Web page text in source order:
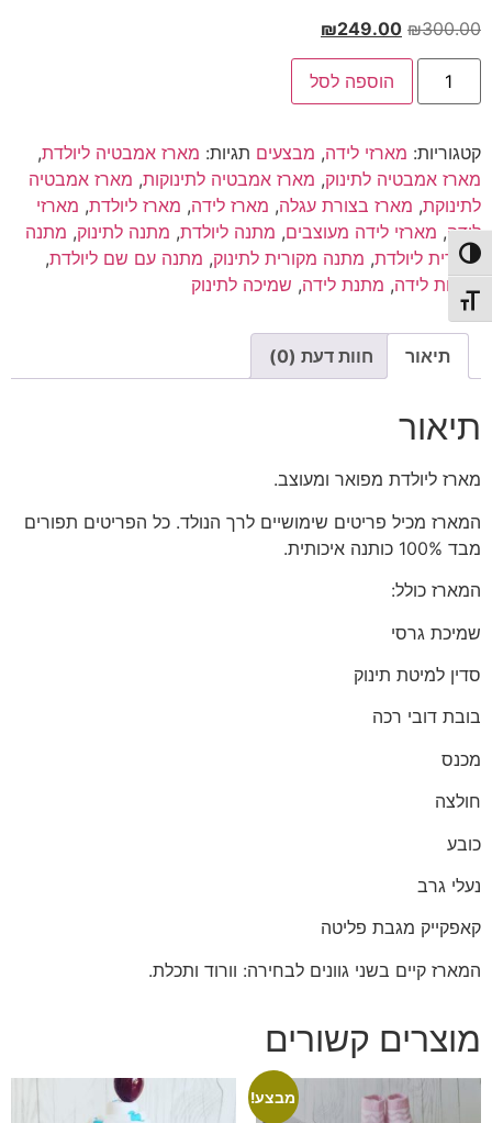
הפעל/כבה ניגודיות גבוהה
מתג גודל גופן
₪300.00
המחיר
המקורי
היה:
₪300.00.
₪249.00
הנוכחי
הוא:
₪249.00.
כמות
מארז
מתנה
לתינוק
|
נסיכה
קטנה
הוספה לסל
קטגוריות: מארזי לידה, מבצעים תגיות: מארז אמבטיה ליולדת,
מארז אמבטיה לתינוק, מארז אמבטיה לתינוקות, מארז אמבטיה
לתינוקת, מארז בצורת עגלה, מארז לידה, מארז ליולדת, מארזי
לידה, מארזי לידה מעוצבים, מתנה ליולדת, מתנה לתינוק, מתנה
מקורית ליולדת, מתנה מקורית לתינוק, מתנה עם שם ליולדת,
מתנות לידה, מתנת לידה, שמיכה לתינוק
תיאור חוות דעת (0)
תיאור
מארז ליולדת מפואר ומעוצב.
המארז מכיל פריטים שימושיים לרך הנולד. כל הפריטים תפורים
מבד 100% כותנה איכותית.
המארז כולל:
שמיכת גרסי
סדין למיטת תינוק
בובת דובי רכה
מכנס
חולצה
כובע
נעלי גרב
קאפקייק מגבת פליטה
המארז קיים בשני גוונים לבחירה: וורוד ותכלת.
מוצרים קשורים
מבצע!